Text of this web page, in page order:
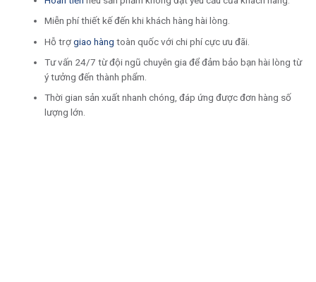
Miễn phí thiết kế đến khi khách hàng hài lòng.
Hỗ trợgiao hàng toàn quốc với chi phí cực ưu đãi.
Tư vấn 24/7 từ đội ngũ chuyên gia để đảm bảo bạn hài lòng từ
ý tưởng đến thành phẩm.
Thời gian sản xuất nhanh chóng, đáp ứng được đơn hàng số
lượng lớn.